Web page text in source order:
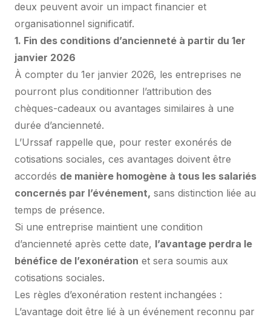
deux peuvent avoir un impact financier et
organisationnel significatif.
1. Fin des conditions d’ancienneté à partir du 1er
janvier 2026
À compter du 1er janvier 2026, les entreprises ne
pourront plus conditionner l’attribution des
chèques-cadeaux ou avantages similaires à une
durée d’ancienneté.
L’Urssaf rappelle que, pour rester exonérés de
cotisations sociales, ces avantages doivent être
accordés de manière homogène à tous les salariés
concernés par l’événement, sans distinction liée au
temps de présence.
Si une entreprise maintient une condition
d’ancienneté après cette date, l’avantage perdra le
bénéfice de l’exonération et sera soumis aux
cotisations sociales.
Les règles d’exonération restent inchangées :
L’avantage doit être lié à un événement reconnu par